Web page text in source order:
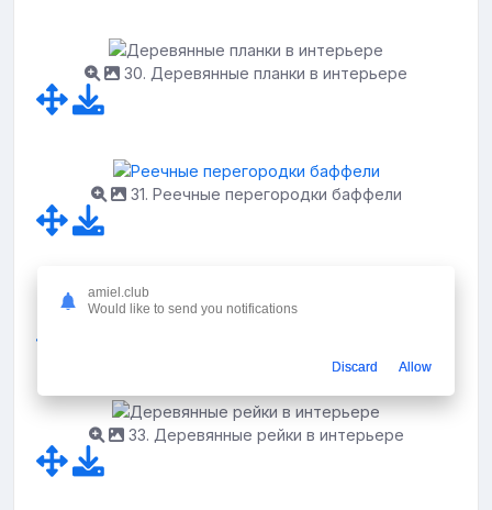
30. Деревянные планки в интерьере
31. Реечные перегородки баффели
32. Декор стены деревянными рейками
33. Деревянные рейки в интерьере
amiel.club
Would like to send you notifications
Discard Allow